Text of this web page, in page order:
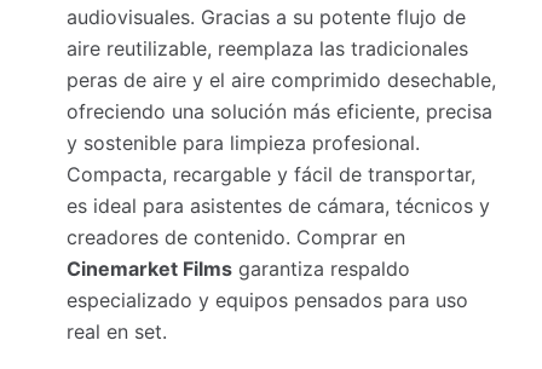
audiovisuales. Gracias a su potente flujo de
aire reutilizable, reemplaza las tradicionales
peras de aire y el aire comprimido desechable,
ofreciendo una solución más eficiente, precisa
y sostenible para limpieza profesional.
Compacta, recargable y fácil de transportar,
es ideal para asistentes de cámara, técnicos y
creadores de contenido. Comprar en
Cinemarket Films garantiza respaldo
especializado y equipos pensados para uso
real en set.